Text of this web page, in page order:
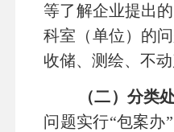
等了解企业提出
科室（单位）的
收储、测绘、不
（二）分类
问题实行“包案办